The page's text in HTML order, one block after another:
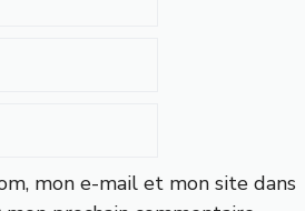
mon e-mail et mon site dans